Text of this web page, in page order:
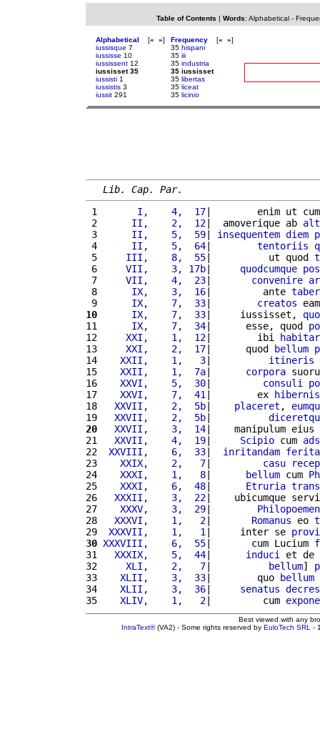
Table of Contents | Words: Alphabetical-
Alphabetical [« »]
iussisque 7
iussisse 10
iussissent 12
iussisset 35
iussisti 1
iussistis 3
iussit 291
Frequency [« »]
35 hispani
35 iii
35 industria
35 iussisset
35 libertas
35 liceat
35 licinio
Lib. Cap. Par.
1
      I,    4,  17
|        enim ut
2
     II,    2,  12
|  amoverique ab
3
     II,    5,  59
| insequentem diem
4
     II,    5,  64
| tentoriis
5
    III,    8,  55
|          ut quod
6
    VII,    3, 17b
| quodcumque
7
    VII,    4,  23
| convenire
8
     IX,    3,  16
|         ante
9
     IX,    7,  33
| creatos
10
     IX,    7,  33
|     iussisset,
11
     IX,    7,  34
|      esse, quod
12
    XXI,    1,  12
|        ibi
13
    XXI,    2,  17
|      quod bellum
14
   XXII,    1,   3
| itineris
15
   XXII,    1,  7a
| corpora
16
   XXVI,    5,  30
| consuli
17
   XXVI,    7,  41
|        ex hibernis
18
  XXVII,    2,  5b
| placeret ,
19
  XXVII,    2,  5b
|
20
  XXVII,    3,  14
|    manipulum eius
21
  XXVII,    4,  19
| Scipio cum
22
XXVIII,    6,  33| inritandam
23
   XXIX,    2,   7
| casu
24
   XXXI,    1,   8
| bellum cum
25
   XXXI,    6,  48
| Etruria
26
  XXXII,    3,  22
|    ubicumque
27
   XXXV,    3,  29
| Philopoemen
28
  XXXVI,    1,   2
| Romanus eo
29
XXXVII,    1,   1 |     inter se
30 XXXVIII,    6,  55|       cum Lucium
31
  XXXIX,    5,  44
| induci
et de
32
    XLI,    2,   7
| bellum]
33
   XLII,    3,  33
|        quo bellum
34
   XLII,    3,  36
| senatus
35
   XLIV,    1,   2
|         cum
Best viewed with any
IntraText®(VA2) - Some rights reserved by EuloTech SRL -